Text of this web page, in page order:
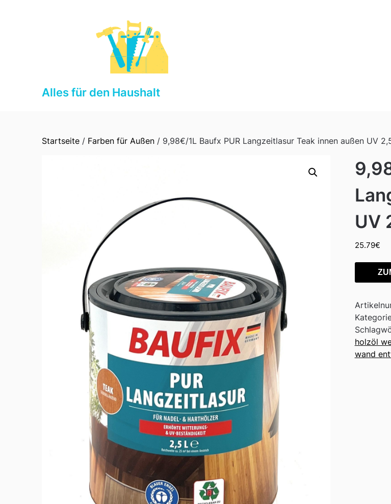
Alles für den Haushalt
Startseite / Farben für Außen / 9,98€/1L Baufx PUR Langzeitlasur Teak innen außen UV
UV
25.79€
holzöl
wand